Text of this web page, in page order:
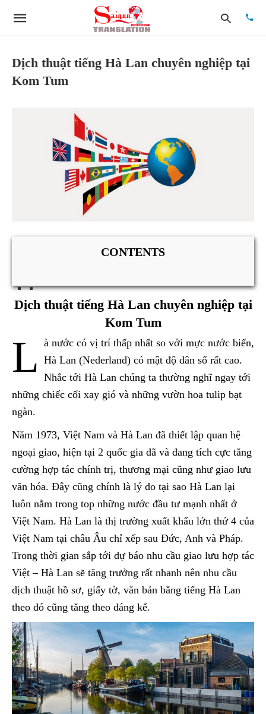
Dịch thuật tiếng Hà Lan chuyên nghiệp tại
Kom Tum
CONTENTS
Dịch thuật tiếng Hà Lan chuyên nghiệp tại
Kom Tum
L à nước có vị trí thấp nhất so với mực nước biển,
Hà Lan (Nederland) có mật độ dân số rất cao.
Nhắc tới Hà Lan chúng ta thường nghĩ ngay tới
những chiếc cối xay gió và những vườn hoa tulip bạt
ngàn.
Năm 1973, Việt Nam và Hà Lan đã thiết lập quan hệ
ngoại giao, hiện tại 2 quốc gia đã và đang tích cực tăng
cường hợp tác chính trị, thương mại cũng như giao lưu
văn hóa. Đây cũng chính là lý do tại sao Hà Lan lại
luôn nằm trong top những nước đầu tư mạnh nhất ở
Việt Nam. Hà Lan là thị trường xuất khẩu lớn thứ 4 của
Việt Nam tại châu Âu chỉ xếp sau Đức, Anh và Pháp.
Trong thời gian sắp tới dự báo nhu cầu giao lưu hợp tác
Việt – Hà Lan sẽ tăng trưởng rất nhanh nên nhu cầu
dịch thuật hồ sơ, giấy tờ, văn bản bằng tiếng Hà Lan
theo đó cũng tăng theo đáng kể.